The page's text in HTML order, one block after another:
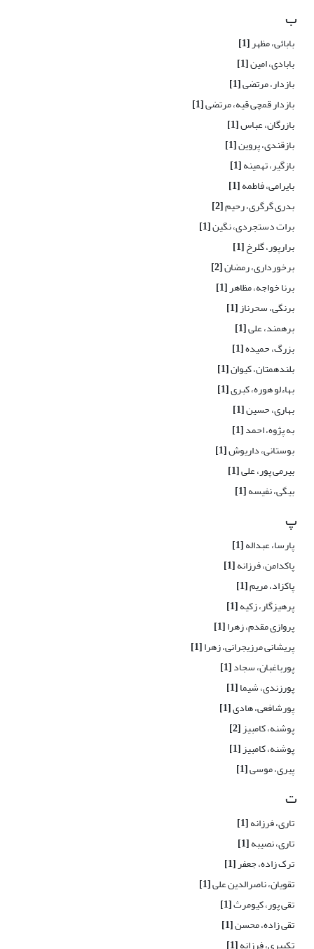
ب
بابائی، مظهر[1]
بابادی، امین[1]
بازدار، مرتضی[1]
بازدار قمچی قیه، مرتضی[1]
بازرگان، عباس[1]
بازقندی، پروین[1]
بازگیر، تهمینه[1]
بایرامی، فاطمه[1]
بدری گرگری، رحیم[2]
برات دستجردی، نگین[1]
برارپور، گلرخ[1]
برخورداری، رمضان[2]
برنا خواجه، مظاهر[1]
برنگی، سحرناز[1]
برهمند، علی[1]
بزرگ، حمیده[1]
بلندهمتان، کیوان[1]
بهاءلو هوره، کبری[1]
بهاری، حسین[1]
به پژوه، احمد[1]
بوستانی، داریوش[1]
بیرمی پور، علی[1]
بیگی، نفیسه[1]
پ
پارسا، عبداله[1]
پاکدامن، فرزانه[1]
پاکزاد، مریم[1]
پرهیزگار، زکیه[1]
پروازی مقدم، زهرا[1]
پریشانی مرزیجرانی، زهرا[1]
پورباغبان، سجاد[1]
پورزندی، شیما[1]
پورشافعی، هادی[1]
پوشنه، کامبیز[2]
پوشنه، کامبیز[1]
پیری، موسی[1]
ت
تاری، فرزانه[1]
تاری، نصیبه[1]
ترک زاده، جعفر[1]
تقویان، ناصرالدین علی[1]
تقی پور، کیومرث[1]
تقی زاده، محسن[1]